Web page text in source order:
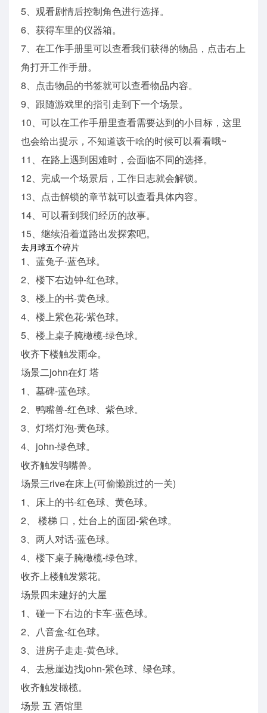
5、观看剧情后控制角色进行选择。
6、获得车里的仪器箱。
7、在工作手册里可以查看我们获得的物品，点击右上
角打开工作手册。
8、点击物品的书签就可以查看物品内容。
9、跟随游戏里的指引走到下一个场景。
10、可以在工作手册里查看需要达到的小目标，这里
也会给出提示，不知道该干啥的时候可以看看哦~
11、在路上遇到困难时，会面临不同的选择。
12、完成一个场景后，工作日志就会解锁。
13、点击解锁的章节就可以查看具体内容。
14、可以看到我们经历的故事。
15、继续沿着道路出发探索吧。
去月球五个碎片
1、蓝兔子-蓝色球。
2、楼下右边钟-红色球。
3、楼上的书-黄色球。
4、楼上紫色花-紫色球。
5、楼上桌子腌橄榄-绿色球。
收齐下楼触发雨伞。
场景二john在灯 塔
1、墓碑-蓝色球。
2、鸭嘴兽-红色球、紫色球。
3、灯塔灯泡-黄色球。
4、john-绿色球。
收齐触发鸭嘴兽。
场景三rive在床上(可偷懒跳过的一关)
1、床上的书-红色球、黄色球。
2、 楼梯 口，灶台上的面团-紫色球。
3、两人对话-蓝色球。
4、楼下桌子腌橄榄-绿色球。
收齐上楼触发紫花。
场景四未建好的大屋
1、碰一下右边的卡车-蓝色球。
2、八音盒-红色球。
3、进房子走走-黄色球。
4、去悬崖边找john-紫色球、绿色球。
收齐触发橄榄。
场景 五 酒馆里